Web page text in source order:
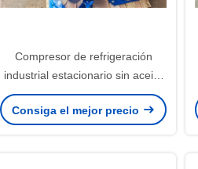
Compresor de refrigeración
industrial estacionario sin aceite
SZ161T4VC SZ161-4VAI Para
enfriador HVAC
Consiga el mejor precio